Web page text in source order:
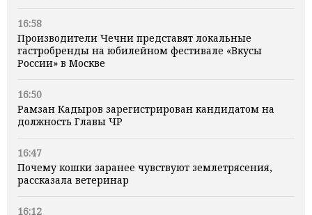
16:58
Производители Чечни представят локальные
гастробренды на юбилейном фестивале «Вкусы
России» в Москве
16:50
Рамзан Кадыров зарегистрирован кандидатом на
должность Главы ЧР
16:47
Почему кошки заранее чувствуют землетрясения,
рассказала ветеринар
16:12